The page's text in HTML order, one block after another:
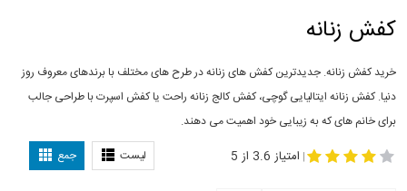
کفش زنانه
خرید کفش زنانه. جدیدترین کفش های زنانه در طرح های مختلف با برندهای معروف روز
دنیا. کفش زنانه ایتالیایی گوچی، کفش کالج زنانه راحت یا کفش اسپرت با طراحی جالب
برای خانم های که به زیبایی خود اهمیت می دهند.
لیست جمع | امتیاز 3.6 از 5